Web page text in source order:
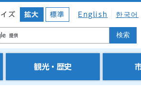
ズ 拡大 標準 English 한국어
検索
観光・歴史